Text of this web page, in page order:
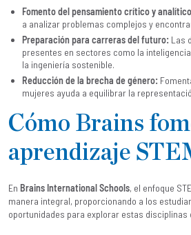
Fomento del pensamiento crítico y
a analizar problemas complejos y
Preparación para carreras del futuro: Las
presentes en sectores como la
la ingeniería sostenible.
Reducción de la brecha de género:
mujeres ayuda a equilibrar la
Cómo Brains
aprendizaje
En Brains International Schools, el enfoque
manera integral, proporcionando a los
oportunidades para explorar estas disciplinas